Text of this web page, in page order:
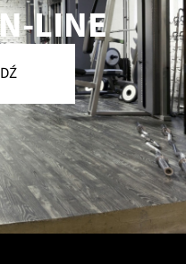
LINE